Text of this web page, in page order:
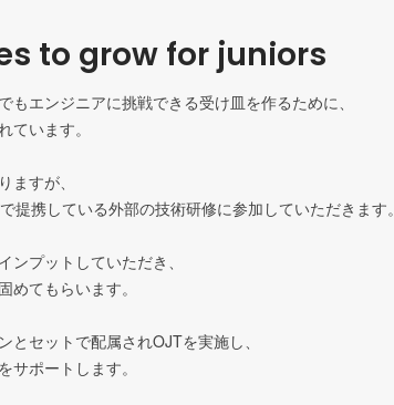
to grow for juniors
もエンジニアに挑戦できる受け皿を作るために、
ています。
ますが、
提携している外部の技術研修に参加していただきます。
ンプットしていただき、
めてもらいます。
とセットで配属されOJTを実施し、